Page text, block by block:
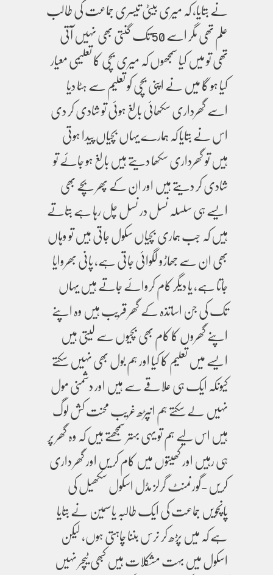
نے بتایا، کہ میری بیٹی تیسری جماعت کی طالب
علم تھی مگر اسے 50 تک گنتی بھی نہیں آتی
تھی تو میں کیا سمجھوں کہ میری بچی کا تعلیمی معیار
کیا ہو گا میں نے اپنی بچی کو تعلیم سے ہٹا دیا
اسے گھرداری سکھائی بالغ ہوئی تو شادی کر دی
اس نے بتایا کہ ہمارے یہاں بچیاں پیدا ہوتی
ہیں تو گھرداری سکھا دیتے ہیں بالغ ہو جائے تو
شادی کر دیتے ہیں اور ان کے پھر بچے بھی
ایسے ہی سلسلہ نسل در نسل چل رہا ہے بتاتے
ہیں کہ جب ہماری بچیاں سکول جاتی ہیں تو وہاں
بھی ان سے جھاڑو لگوائی جاتی ہے، پانی بھروایا
جاتا ہے، یا دیگر کام کروائے جاتے ہیں یہاں
تک کی جن اساتذہ کے گھر قریب ہیں وہ اپنے
اپنے گھروں کا کام بھی بچیوں سے لیتی ہیں
ایسے میں تعلیم کا کیا اور ہم بول بھی نہیں سکتے
کیونکہ ایک ہی علاقے سے ہیں اور دشمنی مول
نہیں لے سکتے ہم انپڑھ غریب محنت کش لوگ
ہیں اس لیے ہم تو یہی بہتر سمجھتے ہیں کہ وہ گھر پر
ہی رہیں اور کھیتوں میں کام کر یں اور گھر داری
کریں -گورنمنٹ گرلز مڈل اسکول سکھیل کی
پانچویں جماعت کی ایک طالبہ یاسمین نے بتایا
ہے کہ میں پڑھ کر نرس بننا چاہتی ہوں، لیکن
اسکول میں بہت مشکلات ہیں کبھی ٹیچر نہیں